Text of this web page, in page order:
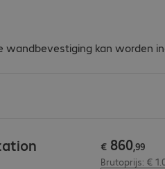
kan worden
€ 860,99
Brutoprijs: €